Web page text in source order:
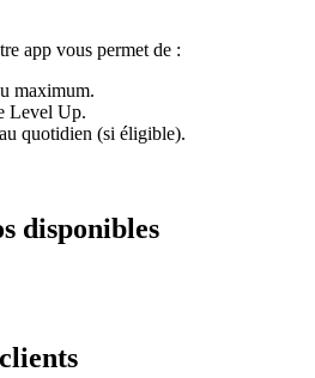
app vous permet de :
maximum.
Level Up.
quotidien (si éligible).
disponibles